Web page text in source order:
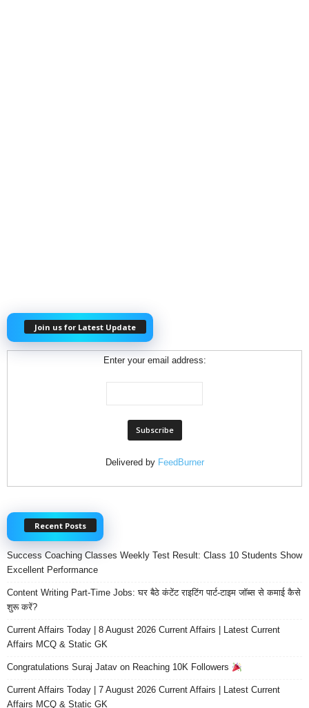
Join us for Latest Update
Enter your email address:
Delivered by FeedBurner
Recent Posts
Success Coaching Classes Weekly Test Result: Class 10 Students Show
Excellent Performance
Content Writing Part-Time Jobs: घर बैठे कंटेंट राइटिंग पार्ट-टाइम जॉब्स से कमाई कैसे
शुरू करें?
Current Affairs Today | 8 August 2026 Current Affairs | Latest Current
Affairs MCQ & Static GK
Congratulations Suraj Jatav on Reaching 10K Followers
Current Affairs Today | 7 August 2026 Current Affairs | Latest Current
Affairs MCQ & Static GK